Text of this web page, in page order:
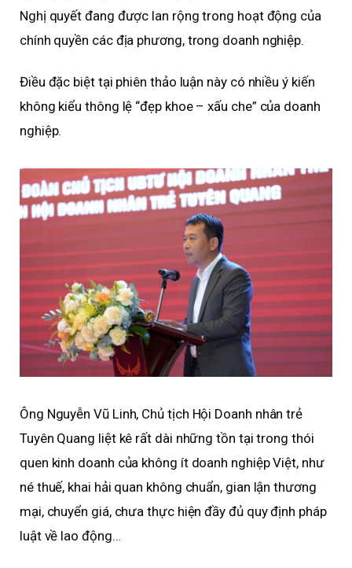
Nghị quyết đang được lan rộng trong hoạt động của
chính quyền các địa phương, trong doanh nghiệp.
Điều đặc biệt tại phiên thảo luận này có nhiều ý kiến
không kiểu thông lệ “đẹp khoe – xấu che” của doanh
nghiệp.
Ông Nguyễn Vũ Linh, Chủ tịch Hội Doanh nhân trẻ
Tuyên Quang liệt kê rất dài những tồn tại trong thói
quen kinh doanh của không ít doanh nghiệp Việt, như
né thuế, khai hải quan không chuẩn, gian lận thương
mại, chuyển giá, chưa thực hiện đầy đủ quy định pháp
luật về lao động…